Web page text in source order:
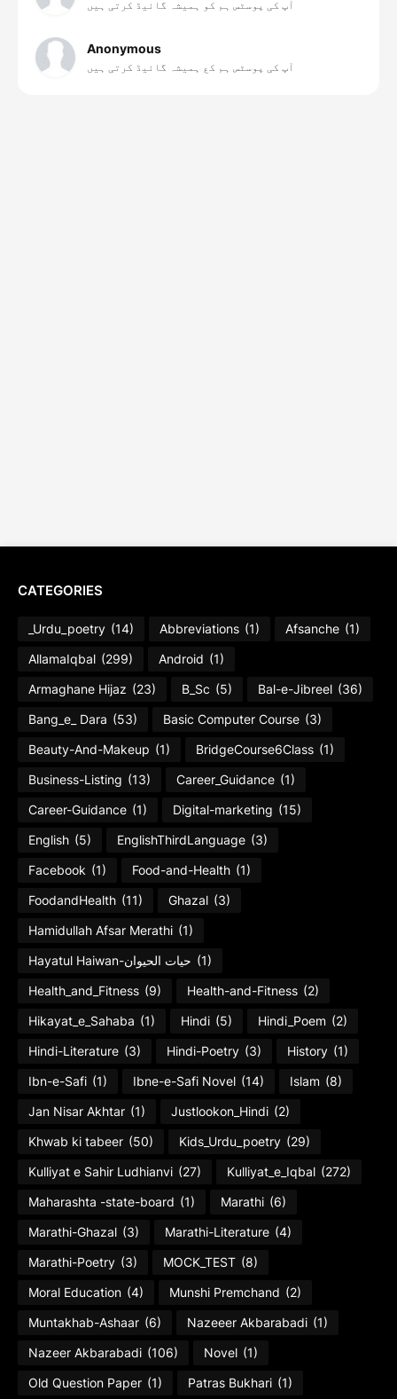
آپ کی پوسٹس ہم کو ہمیشہ گائیڈ کرتی ہیں
Anonymous
آپ کی پوسٹس ہم کع ہمیشہ گائیڈ کرتی ہیں
CATEGORIES
_Urdu_poetry (14) Abbreviations (1) Afsanche (1)
AllamaIqbal (299) Android (1)
Armaghane Hijaz (23) B_Sc (5) Bal-e-Jibreel (36)
Bang_e_ Dara (53) Basic Computer Course (3)
Beauty-And-Makeup (1) BridgeCourse6Class (1)
Business-Listing (13) Career_Guidance (1)
Career-Guidance (1) Digital-marketing (15)
English (5) EnglishThirdLanguage (3)
Facebook (1) Food-and-Health (1)
FoodandHealth (11) Ghazal (3)
Hamidullah Afsar Merathi (1)
Hayatul Haiwan-حیات الحیوان (1)
Health_and_Fitness (9) Health-and-Fitness (2)
Hikayat_e_Sahaba (1) Hindi (5) Hindi_Poem (2)
Hindi-Literature (3) Hindi-Poetry (3) History (1)
Ibn-e-Safi (1) Ibne-e-Safi Novel (14) Islam (8)
Jan Nisar Akhtar (1) Justlookon_Hindi (2)
Khwab ki tabeer (50) Kids_Urdu_poetry (29)
Kulliyat e Sahir Ludhianvi (27) Kulliyat_e_Iqbal (272)
Maharashta -state-board (1) Marathi (6)
Marathi-Ghazal (3) Marathi-Literature (4)
Marathi-Poetry (3) MOCK_TEST (8)
Moral Education (4) Munshi Premchand (2)
Muntakhab-Ashaar (6) Nazeeer Akbarabadi (1)
Nazeer Akbarabadi (106) Novel (1)
Old Question Paper (1) Patras Bukhari (1)